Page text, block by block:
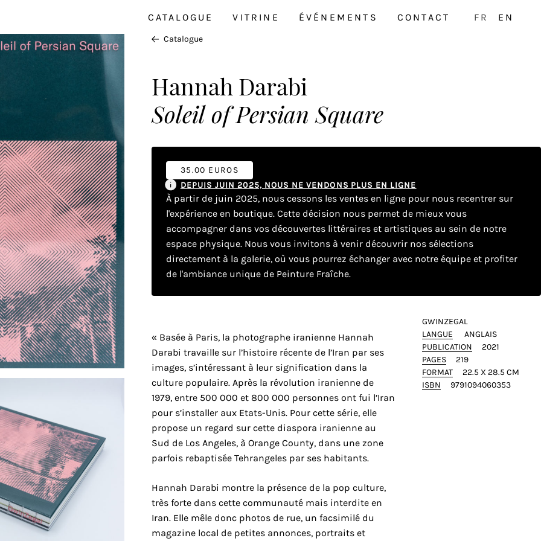
CATALOGUE VITRINE ÉVÉNEMENTS CONTACT FR EN
Catalogue
Hannah Darabi
Soleil of Persian Square
35.00 EUROS
DEPUIS JUIN 2025, NOUS NE VENDONS PLUS EN LIGNE
À partir de juin 2025, nous cessons les ventes en ligne pour nous recentrer sur
l'expérience en boutique. Cette décision nous permet de mieux vous
accompagner dans vos découvertes littéraires et artistiques au sein de notre
espace physique. Nous vous invitons à venir découvrir nos sélections
directement à la galerie, où vous pourrez échanger avec notre équipe et profiter
de l'ambiance unique de Peinture Fraîche.
« Basée à Paris, la photographe iranienne Hannah
Darabi travaille sur l’histoire récente de l’Iran par ses
images, s’intéressant à leur signification dans la
culture populaire. Après la révolution iranienne de
1979, entre 500 000 et 800 000 personnes ont fui l’Iran
pour s’installer aux Etats-Unis. Pour cette série, elle
propose un regard sur cette diaspora iranienne au
Sud de Los Angeles, à Orange County, dans une zone
parfois rebaptisée Tehrangeles par ses habitants.
Hannah Darabi montre la présence de la pop culture,
très forte dans cette communauté mais interdite en
Iran. Elle mêle donc photos de rue, un facsimilé du
magazine local de petites annonces, portraits et
GWINZEGAL
LANGUE
ANGLAIS
PUBLICATION
2021
PAGES
219
FORMAT
22.5 X 28.5 CM
ISBN
9791094060353